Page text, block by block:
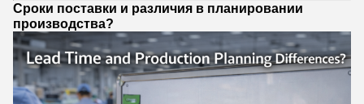
Сроки поставки и различия в планировании
производства?